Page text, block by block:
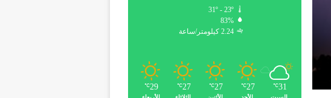
31º - 23º
83%
2.24 كيلومتر/ساعة
31
℃
27
℃
27
℃
27
℃
29
℃